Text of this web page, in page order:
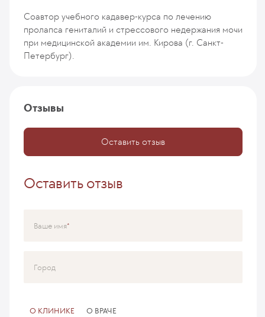
Соавтор учебного кадавер-курса по лечению
пролапса гениталий и стрессового недержания мочи
при медицинской академии им. Кирова (г. Санкт-
Петербург).
Отзывы
Оставить отзыв
Оставить отзыв
Ваше имя
Город
О КЛИНИКЕ О ВРАЧЕ